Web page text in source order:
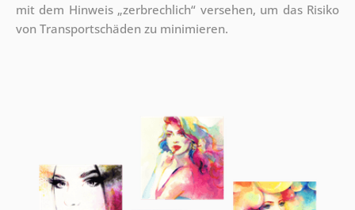
mit dem Hinweis „zerbrechlich“ versehen, um das Risiko
von Transportschäden zu minimieren.